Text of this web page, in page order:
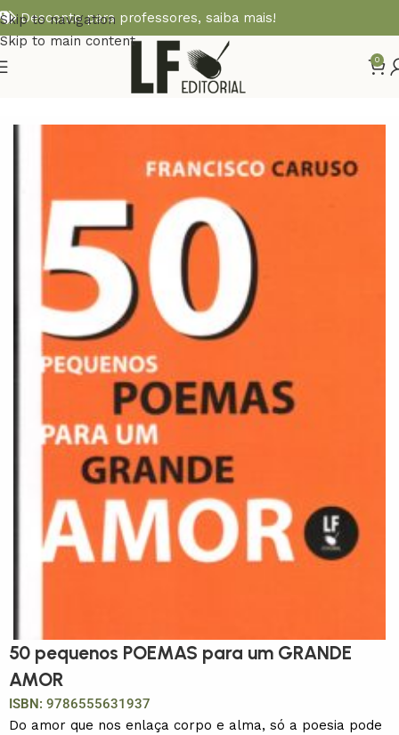
Skip to navigation
Skip to main content
Desconto para professores, saiba mais!
0
Início
50 pequenos POEMAS para um GRANDE
AMOR
ISBN: 9786555631937
Do amor que nos enlaça corpo e alma, só a poesia pode